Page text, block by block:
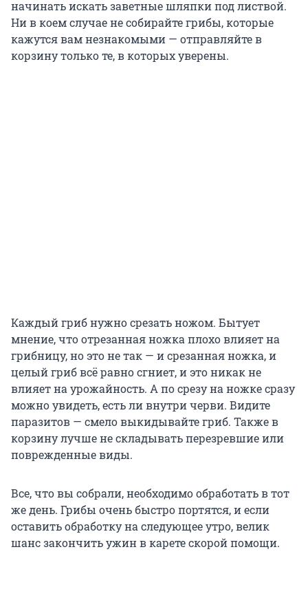
начинать искать заветные шляпки под листвой.
Ни в коем случае не собирайте грибы, которые
кажутся вам незнакомыми — отправляйте в
корзину только те, в которых уверены.
Каждый гриб нужно срезать ножом. Бытует
мнение, что отрезанная ножка плохо влияет на
грибницу, но это не так — и срезанная ножка, и
целый гриб всё равно сгниет, и это никак не
влияет на урожайность. А по срезу на ножке сразу
можно увидеть, есть ли внутри черви. Видите
паразитов — смело выкидывайте гриб. Также в
корзину лучше не складывать перезревшие или
поврежденные виды.
Все, что вы собрали, необходимо обработать в тот
же день. Грибы очень быстро портятся, и если
оставить обработку на следующее утро, велик
шанс закончить ужин в карете скорой помощи.